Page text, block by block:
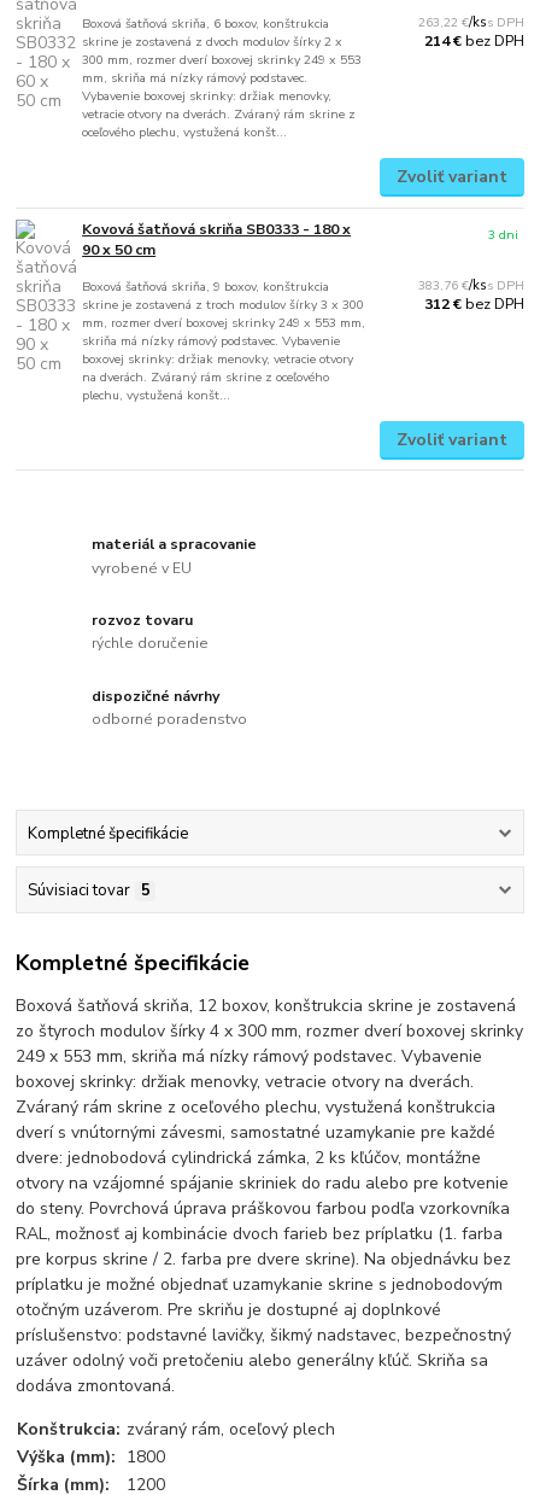
Boxová šatňová skriňa, 6 boxov, konštrukcia
skrine je zostavená z dvoch modulov šírky 2 x
300 mm, rozmer dverí boxovej skrinky 249 x 553
mm, skriňa má nízky rámový podstavec.
Vybavenie boxovej skrinky: držiak menovky,
vetracie otvory na dverách. Zváraný rám skrine z
oceľového plechu, vystužená konšt...
263,22 €/ks
214 €bez DPH
Zvoliť variant
Kovová šatňová skriňa SB0333 - 180 x
90 x 50 cm
Boxová šatňová skriňa, 9 boxov, konštrukcia
skrine je zostavená z troch modulov šírky 3 x 300
mm, rozmer dverí boxovej skrinky 249 x 553 mm,
skriňa má nízky rámový podstavec. Vybavenie
boxovej skrinky: držiak menovky, vetracie otvory
na dverách. Zváraný rám skrine z oceľového
plechu, vystužená konšt...
383,76 €/ks
312 €bez DPH
3 dni
Zvoliť variant
materiál a spracovanie
vyrobené v EU
rozvoz tovaru
rýchle doručenie
dispozičné návrhy
odborné poradenstvo
Kompletné špecifikácie
Súvisiaci tovar 5
Kompletné špecifikácie
Boxová šatňová skriňa, 12 boxov, konštrukcia skrine je zostavená
zo štyroch modulov šírky 4 x 300 mm, rozmer dverí boxovej skrinky
249 x 553 mm, skriňa má nízky rámový podstavec. Vybavenie
boxovej skrinky: držiak menovky, vetracie otvory na dverách.
Zváraný rám skrine z oceľového plechu, vystužená konštrukcia
dverí s vnútornými závesmi, samostatné uzamykanie pre každé
dvere: jednobodová cylindrická zámka, 2 ks kľúčov, montážne
otvory na vzájomné spájanie skriniek do radu alebo pre kotvenie
do steny. Povrchová úprava práškovou farbou podľa vzorkovníka
RAL, možnosť aj kombinácie dvoch farieb bez príplatku (1. farba
pre korpus skrine / 2. farba pre dvere skrine). Na objednávku bez
príplatku je možné objednať uzamykanie skrine s jednobodovým
otočným uzáverom. Pre skriňu je dostupné aj doplnkové
príslušenstvo: podstavné lavičky, šikmý nadstavec, bezpečnostný
uzáver odolný voči pretočeniu alebo generálny kľúč. Skriňa sa
dodáva zmontovaná.
Konštrukcia: zváraný rám, oceľový plech
Výška (mm): 1800
Šírka (mm):
1200